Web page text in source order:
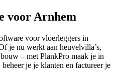
voor Arnhem
voor vloerleggers in
je nu werkt aan heuvelvilla’s,
– met PlankPro maak je in
je je klanten en factureer je